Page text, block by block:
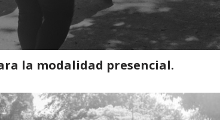
solicitar Cambio de Carrera y/o Cursado Simultáneo e
la modalidad presencial.